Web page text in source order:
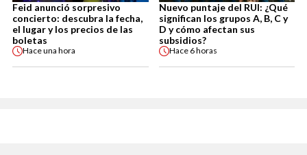
Feid anunció sorpresivo
concierto: descubra la fecha,
el lugar y los precios de las
boletas
Haceuna hora
Nuevo puntaje del RUI: ¿Qué
significan los grupos A, B, C y
D y cómo afectan sus
subsidios?
Hace 6 horas